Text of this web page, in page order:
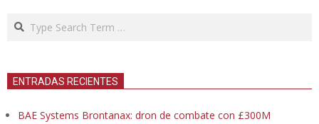
Search
ENTRADAS RECIENTES
BAE Systems Brontanax: dron de combate con £300M